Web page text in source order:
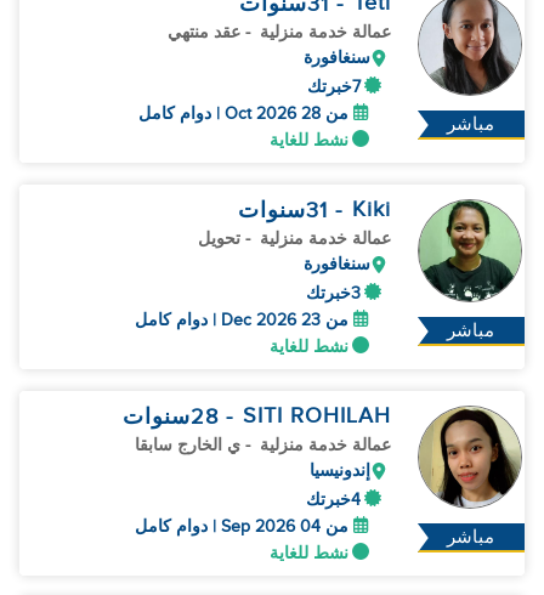
مباشر
عمالة خدمة منزلية - عقد منتهي
سنغافورة
7خبرتك
من 28 Oct 2026 | دوام كامل
نشط للغاية
مباشر
Kiki
- 31 سنوات
عمالة خدمة منزلية - تحويل
سنغافورة
3خبرتك
من 23 Dec 2026 | دوام كامل
نشط للغاية
مباشر
SITI ROHILAH
- 28 سنوات
عمالة خدمة منزلية - ي الخارج سابقا
إندونيسيا
4خبرتك
من 04 Sep 2026 | دوام كامل
نشط للغاية